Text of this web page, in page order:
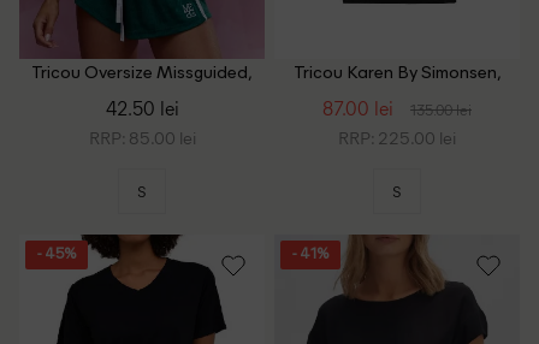
Tricou Oversize Missguided,
42.50 lei
RRP: 85.00 lei
S
Tricou Karen By Simonsen,
87.00 lei 135.00 lei
RRP: 225.00 lei
S
- 45% - 41%